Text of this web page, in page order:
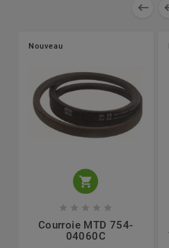

Nouveau

    
Courroie MTD 754-
04060C